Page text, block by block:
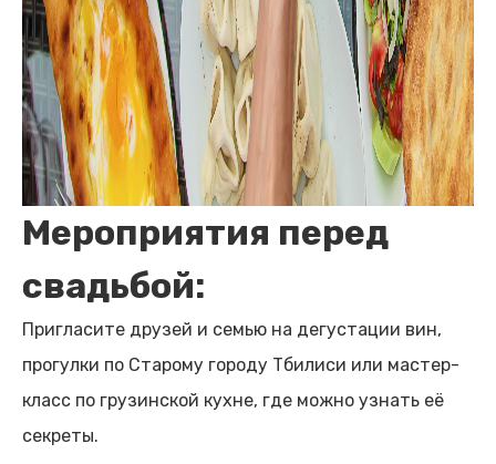
Мероприятия перед
свадьбой:
Пригласите друзей и семью на дегустации вин,
прогулки по Старому городу Тбилиси или мастер-
класс по грузинской кухне, где можно узнать её
секреты.